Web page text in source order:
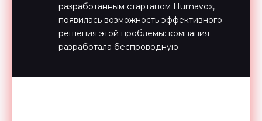
разработанным стартапом Humavox,
появилась возможность эффективного
решения этой проблемы: компания
разработала беспроводную